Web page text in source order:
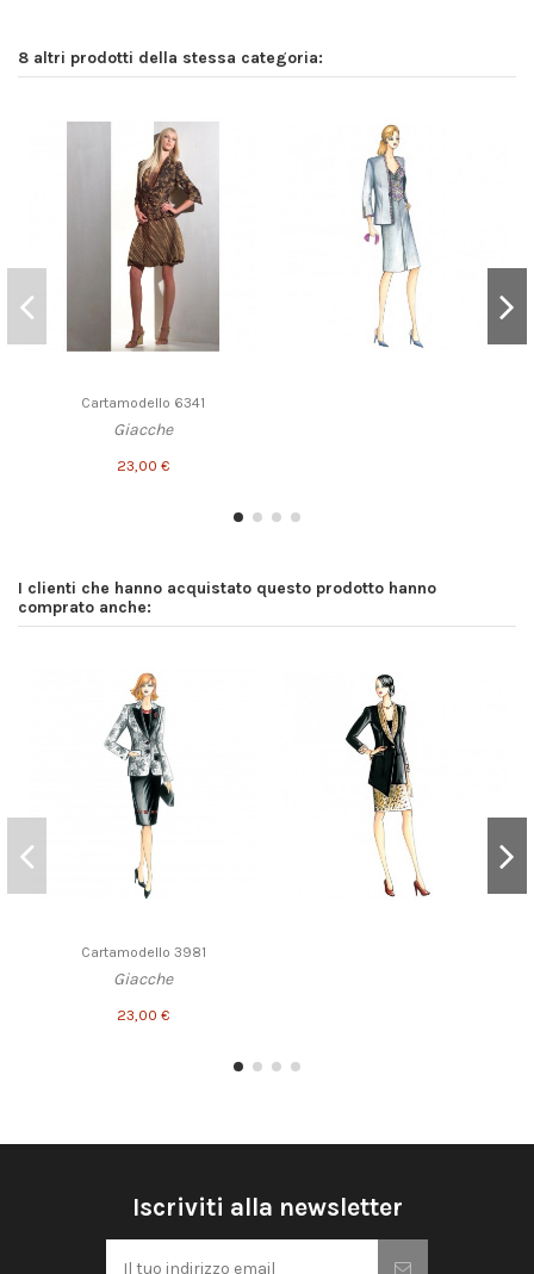
8 altri prodotti della stessa categoria:
Cartamodello 6341
Giacche
23,00 €
I clienti che hanno acquistato questo prodotto hanno
comprato anche:
Cartamodello 3981
Giacche
23,00 €
Iscriviti alla newsletter